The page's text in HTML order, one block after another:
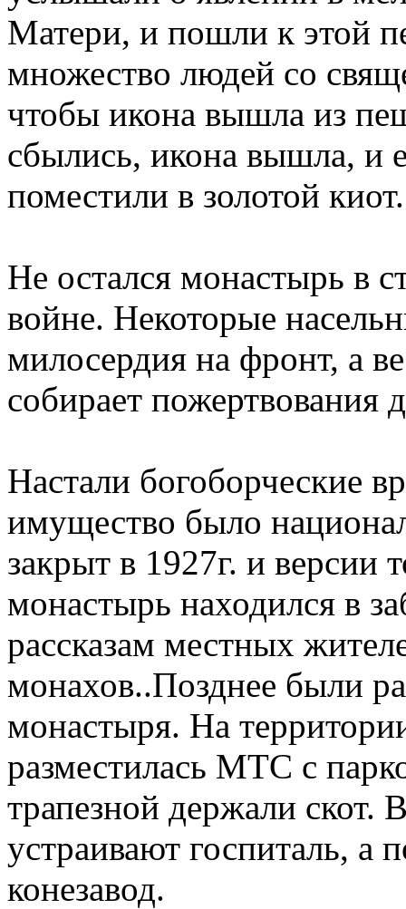
Матери, и пошли к этой
множество людей со
чтобы икона вышла из
сбылись, икона вышла, и
поместили в золотой киот.
Не остался монастырь в
войне. Некоторые
милосердия на фронт, а
собирает пожертвования
Настали богоборческие
имущество было
закрыт в 1927г. и версии
монастырь находился в
рассказам местных
монахов..Позднее были
монастыря. На
разместилась МТС с
трапезной держали скот.
устраивают госпиталь, а
конезавод.